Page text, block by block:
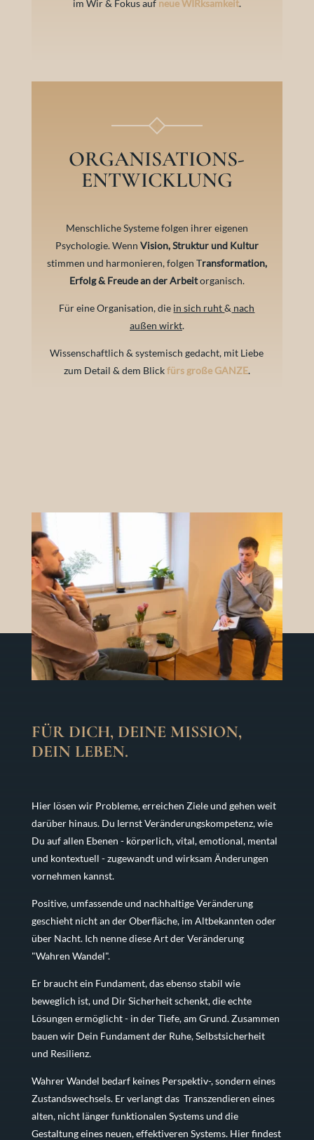
im Wir & Fokus auf neue WIRksamkeit.
ORGANISATIONS-
ENTWICKLUNG
Menschliche Systeme folgen ihrer eigenen
Psychologie. Wenn Vision, Struktur und Kultur
stimmen und harmonieren, folgen Transformation,
Erfolg & Freude an der Arbeitorganisch.
Für eine Organisation, die in sich ruht& nach
außen wirkt.
Wissenschaftlich & systemisch gedacht, mit Liebe
zum Detail & dem Blickfürs große GANZE.
FÜR DICH, DEINE MISSION,
DEIN LEBEN.
Hier lösen wir Probleme, erreichen Ziele und gehen weit
darüber hinaus. Du lernst Veränderungskompetenz, wie
Du auf allen Ebenen - körperlich, vital, emotional, mental
und kontextuell - zugewandt und wirksam Änderungen
vornehmen kannst.
Positive, umfassende und nachhaltige Veränderung
geschieht nicht an der Oberfläche, im Altbekannten oder
über Nacht. Ich nenne diese Art der Veränderung
"Wahren Wandel".
Er braucht ein Fundament, das ebenso stabil wie
beweglich ist, und Dir Sicherheit schenkt, die echte
Lösungen ermöglicht - in der Tiefe, am Grund. Zusammen
bauen wir Dein Fundament der Ruhe, Selbstsicherheit
und Resilienz.
Wahrer Wandel bedarf keines Perspektiv-, sondern eines
Zustandswechsels. Er verlangt das Transzendieren eines
alten, nicht länger funktionalen Systems und die
Gestaltung eines neuen, effektiveren Systems. Hier findest